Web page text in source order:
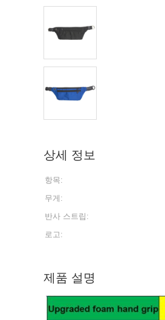
상세 정보
항목:
무게:
반사 스트립:
로고:
제품 설명